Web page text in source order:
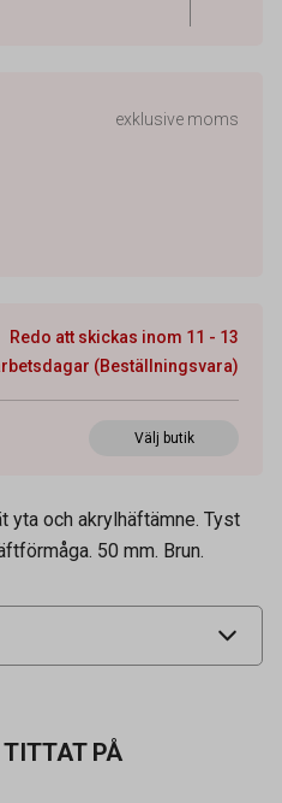
exklusive moms
Redo att skickas inom 11 - 13
(Beställningsvara)
Välj butik
yta och akrylhäftämne. Tyst
50 mm. Brun.
9609249
543B/285066
31201517
TITTAT PÅ